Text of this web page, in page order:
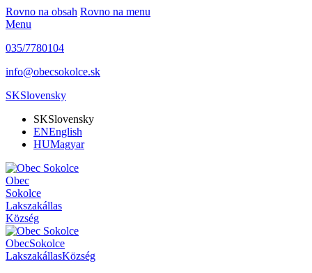
Rovno na obsah Rovno na menu
Menu
035/7780104
info@obecsokolce.sk
SKSlovensky
SKSlovensky
ENEnglish
HUMagyar
Obec
Sokolce
Lakszakállas
Község
ObecSokolce
LakszakállasKözség